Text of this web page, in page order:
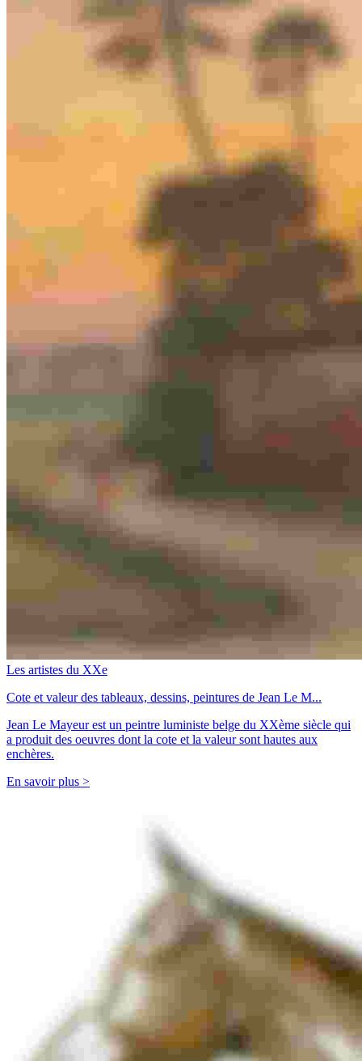
Les artistes du XXe
Cote et valeur des tableaux, dessins, peintures de Jean Le M...
Jean Le Mayeur est un peintre luministe belge du XXème siècle qui
a produit des oeuvres dont la cote et la valeur sont hautes aux
enchères.
En savoir plus >